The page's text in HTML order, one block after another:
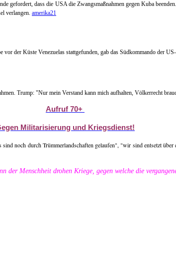
gefordert, dass die USA die Zwangsmaßnahmen gegen Kuba
verlangen. amerika21
vor der Küste Venezuelas stattgefunden, gab das Südkommando der
Trump: "Nur mein Verstand kann mich aufhalten, Völkerrecht
Aufruf 70+
Militarisierung und Kriegsdienst!
noch durch Trümmerlandschaften gelaufen", "wir sind entsetzt
der Menschheit drohen Kriege, gegen welche die